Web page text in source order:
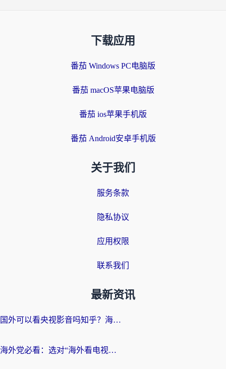
下载应用
番茄 Windows PC电脑版
番茄 macOS苹果电脑版
番茄 ios苹果手机版
番茄 Android安卓手机版
关于我们
服务条款
隐私协议
应用权限
联系我们
最新资讯
国外可以看央视影音吗知乎？海外党亲测有效的回国加速方案
海外党必看：选对“海外看电视剧软件”，再也不用愁国内剧刷不了